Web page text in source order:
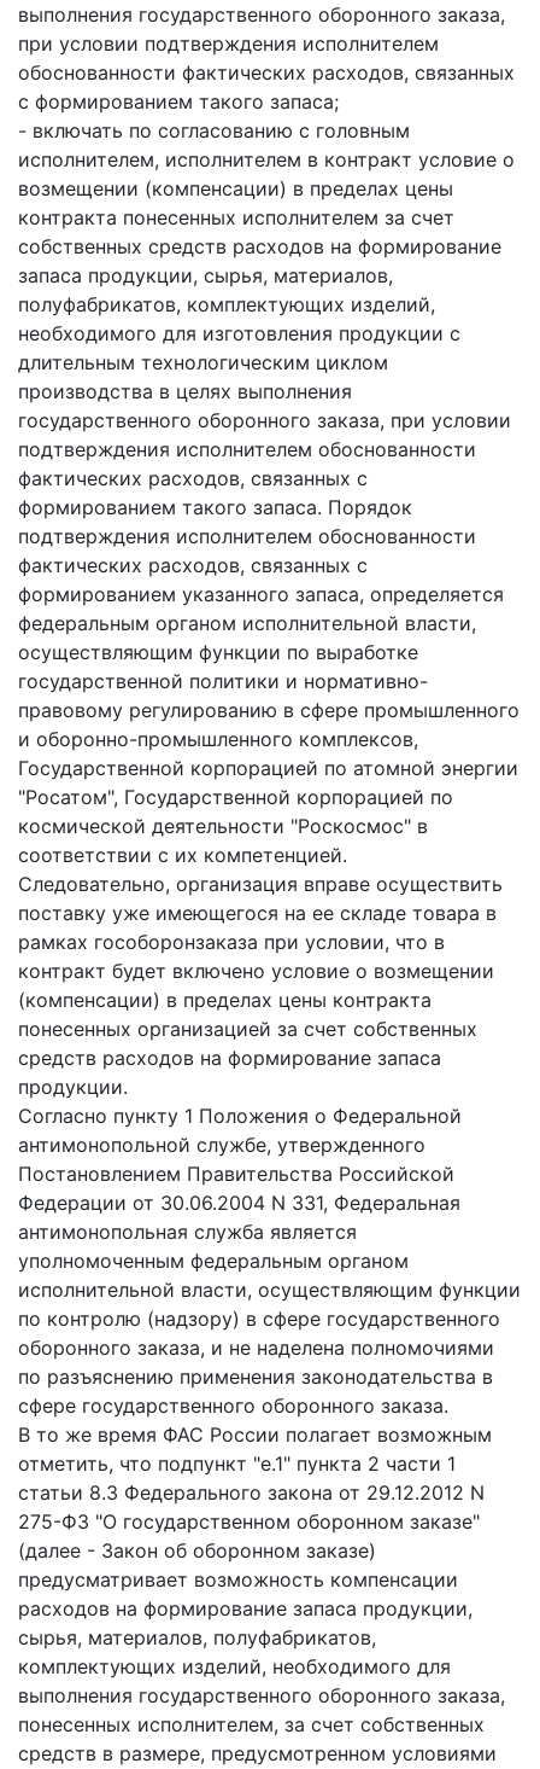
выполнения государственного оборонного заказа,
при условии подтверждения исполнителем
обоснованности фактических расходов, связанных
с формированием такого запаса;
- включать по согласованию с головным
исполнителем, исполнителем в контракт условие о
возмещении (компенсации) в пределах цены
контракта понесенных исполнителем за счет
собственных средств расходов на формирование
запаса продукции, сырья, материалов,
полуфабрикатов, комплектующих изделий,
необходимого для изготовления продукции с
длительным технологическим циклом
производства в целях выполнения
государственного оборонного заказа, при условии
подтверждения исполнителем обоснованности
фактических расходов, связанных с
формированием такого запаса. Порядок
подтверждения исполнителем обоснованности
фактических расходов, связанных с
формированием указанного запаса, определяется
федеральным органом исполнительной власти,
осуществляющим функции по выработке
государственной политики и нормативно-
правовому регулированию в сфере промышленного
и оборонно-промышленного комплексов,
Государственной корпорацией по атомной энергии
"Росатом", Государственной корпорацией по
космической деятельности "Роскосмос" в
соответствии с их компетенцией.
Следовательно, организация вправе осуществить
поставку уже имеющегося на ее складе товара в
рамках гособоронзаказа при условии, что в
контракт будет включено условие о возмещении
(компенсации) в пределах цены контракта
понесенных организацией за счет собственных
средств расходов на формирование запаса
продукции.
Согласно пункту 1 Положения о Федеральной
антимонопольной службе, утвержденного
Постановлением Правительства Российской
Федерации от 30.06.2004 N 331, Федеральная
антимонопольная служба является
уполномоченным федеральным органом
исполнительной власти, осуществляющим функции
по контролю (надзору) в сфере государственного
оборонного заказа, и не наделена полномочиями
по разъяснению применения законодательства в
сфере государственного оборонного заказа.
В то же время ФАС России полагает возможным
отметить, что подпункт "е.1" пункта 2 части 1
статьи 8.3 Федерального закона от 29.12.2012 N
275-ФЗ "О государственном оборонном заказе"
(далее - Закон об оборонном заказе)
предусматривает возможность компенсации
расходов на формирование запаса продукции,
сырья, материалов, полуфабрикатов,
комплектующих изделий, необходимого для
выполнения государственного оборонного заказа,
понесенных исполнителем, за счет собственных
средств в размере, предусмотренном условиями